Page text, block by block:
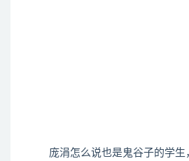
庞涓怎么说也是鬼谷子的学生